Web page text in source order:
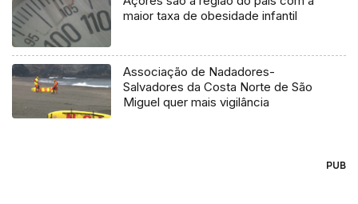
maior taxa de obesidade infantil
Associação de Nadadores-
Salvadores da Costa Norte de São
Miguel quer mais vigilância
PUB